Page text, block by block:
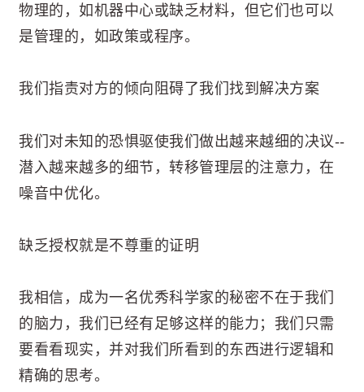
物理的，如机器中心或缺乏材料，但它们也可以
是管理的，如政策或程序。
我们指责对方的倾向阻碍了我们找到解决方案
我们对未知的恐惧驱使我们做出越来越细的决议--
潜入越来越多的细节，转移管理层的注意力，在
噪音中优化。
缺乏授权就是不尊重的证明
我相信，成为一名优秀科学家的秘密不在于我们
的脑力，我们已经有足够这样的能力；我们只需
要看看现实，并对我们所看到的东西进行逻辑和
精确的思考。